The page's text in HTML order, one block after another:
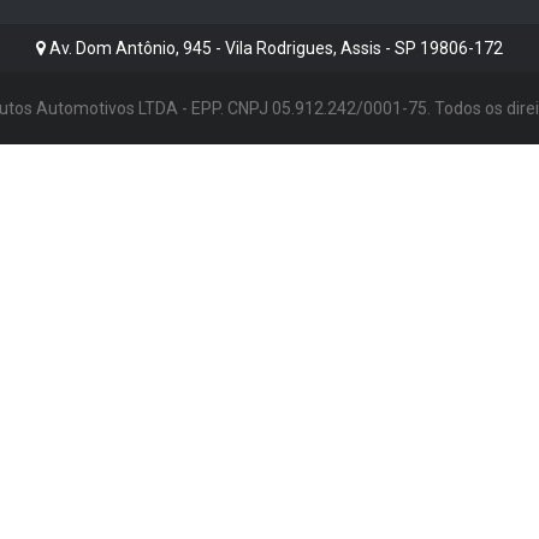
Av. Dom Antônio, 945 - Vila Rodrigues, Assis - SP 19806-172
Automotivos LTDA - EPP. CNPJ 05.912.242/0001-75. Todos os